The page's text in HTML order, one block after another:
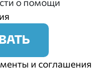
и соглашения